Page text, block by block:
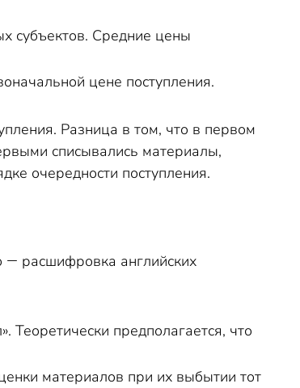
субъектов. Средние цены
цене поступления.
Разница в том, что в первом
списывались материалы,
очередности поступления.
расшифровка английских
предполагается, что
материалов при их выбытии тот